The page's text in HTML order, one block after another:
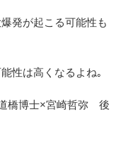
発が起こる可能性も
性は高くなるよね｡
橋博士×宮崎哲弥 後